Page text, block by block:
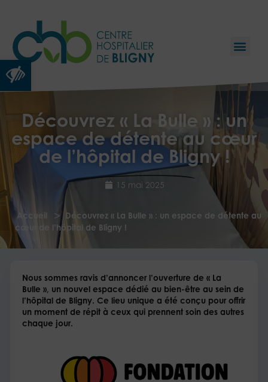
Ouvrir la barre d’outils
Découvrez « La Bulle » : un
espace de détente au cœur
de l’hôpital de Bligny !
15 mai 2025
Accueil >
Découvrez « La Bulle » : un espace de détente au
cœur de l’hôpital de Bligny !
Nous sommes ravis d’annoncer l’ouverture de « La
Bulle », un nouvel espace dédié au bien-être au sein de
l’hôpital de Bligny. Ce lieu unique a été conçu pour offrir
un moment de répit à ceux qui prennent soin des autres
chaque jour.